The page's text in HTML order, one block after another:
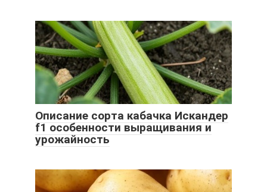
Описание сорта кабачка Искандер
f1 особенности выращивания и
урожайность